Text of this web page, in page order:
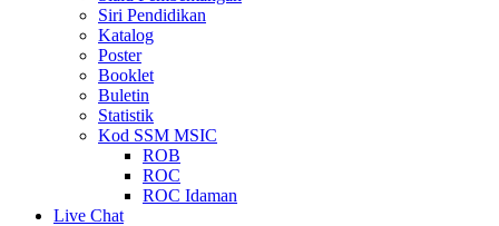
Siri Pendidikan
Katalog
Poster
Booklet
Buletin
Statistik
Kod SSM MSIC
ROB
ROC
ROC Idaman
Live Chat